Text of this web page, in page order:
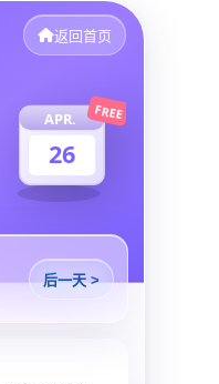
返回首页
APR.
26
FREE
后一天 >